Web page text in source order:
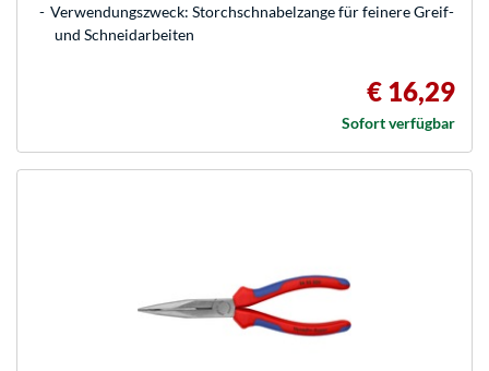
Verwendungszweck: Storchschnabelzange für feinere Greif-
und Schneidarbeiten
€ 16,29
Sofort verfügbar